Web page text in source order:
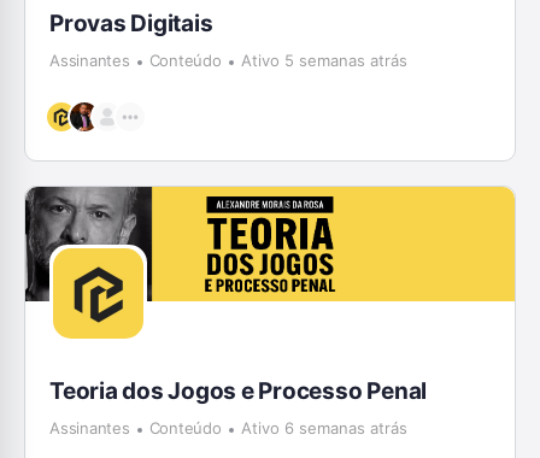
Provas Digitais
Assinantes Conteúdo Ativo 5 semanas atrás
Teoria dos Jogos e Processo Penal
Assinantes Conteúdo Ativo 6 semanas atrás